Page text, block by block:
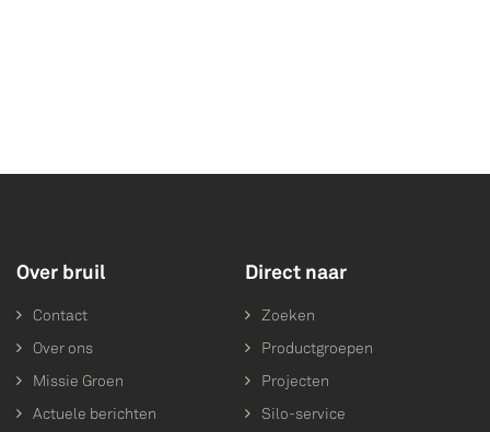
Over bruil
Contact
Over ons
Missie Groen
Actuele berichten
Direct naar
Zoeken
Productgroepen
Projecten
Silo-service